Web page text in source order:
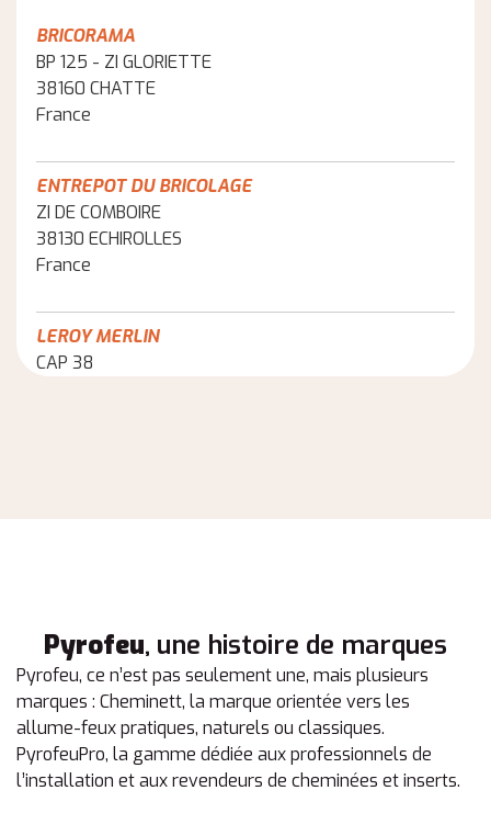
BRICORAMA
BP 125 - ZI GLORIETTE
38160 CHATTE
France
ENTREPOT DU BRICOLAGE
ZI DE COMBOIRE
38130 ECHIROLLES
France
LEROY MERLIN
CAP 38
ENTREPOT DU BRICOLAGE
2 RUE RAYMOND PITET
38030 GRENOBLE CEDEX 2
France
ENTREPOT DU BRICOLAGE
Pyrofeu, une histoire de marques
Pyrofeu, ce n’est pas seulement une, mais plusieurs
marques : Cheminett, la marque orientée vers les
allume-feux pratiques, naturels ou classiques.
PyrofeuPro, la gamme dédiée aux professionnels de
l’installation et aux revendeurs de cheminées et inserts.